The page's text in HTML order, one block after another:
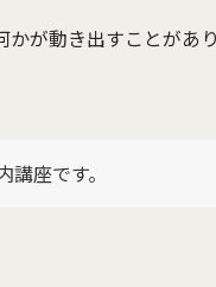
が動き出すことがあ
座です。